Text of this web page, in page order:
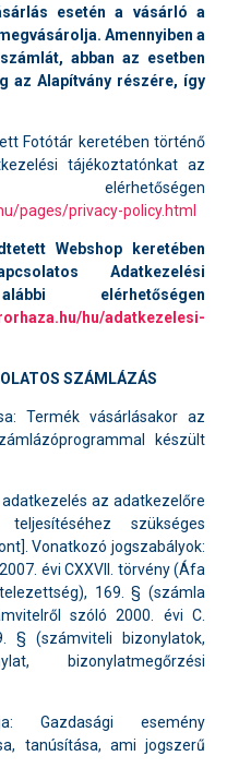
esetén a vásárló a
Amennyiben a
abban az esetben
az Alapítvány részére, így
Fotótár keretében történő
tájékoztatónkat az
pages/privacy-policy.html
Webshop keretében
Adatkezelési
elérhetőségen
hu/adatkezelesi-
SZÁMLÁZÁS
Termék vásárlásakor az
készült
az adatkezelőre
szükséges
Vonatkozó jogszabályok:
évi CXXVII. törvény (Áfa
169. § (számla
szóló 2000. évi C.
§ (számviteli bizonylatok,
bizonylatmegőrzési
Gazdasági esemény
tanúsítása, ami jogszerű